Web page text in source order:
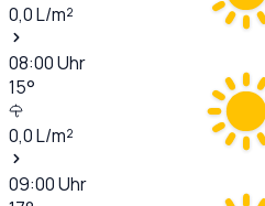
0,0L/m²
08:00Uhr
15°
0,0L/m²
09:00Uhr